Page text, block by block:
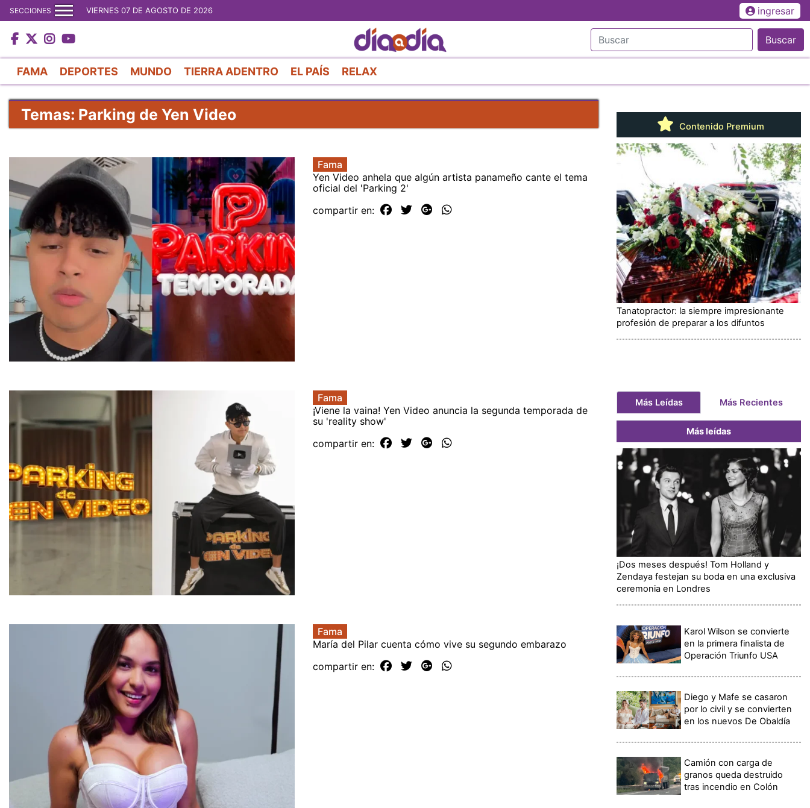
al
contenido
principal
SECCIONES VIERNES 07 DE AGOSTO DE 2026 ingresar
Buscar
FAMA DEPORTES MUNDO TIERRA ADENTRO EL PAÍS RELAX
Temas: Parking de Yen Video
Fama
Yen Video anhela que algún artista panameño cante el tema
oficial del 'Parking 2'
compartir en:
Fama
¡Viene la vaina! Yen Video anuncia la segunda temporada de
su 'reality show'
compartir en:
Fama
María del Pilar cuenta cómo vive su segundo embarazo
compartir en:
Contenido Premium
Tanatopractor: la siempre impresionante
profesión de preparar a los difuntos
Más Leídas Más Recientes
Más leídas
¡Dos meses después! Tom Holland y
Zendaya festejan su boda en una exclusiva
ceremonia en Londres
Karol Wilson se convierte
en la primera finalista de
Operación Triunfo USA
Diego y Mafe se casaron
por lo civil y se convierten
en los nuevos De Obaldía
Camión con carga de
granos queda destruido
tras incendio en Colón